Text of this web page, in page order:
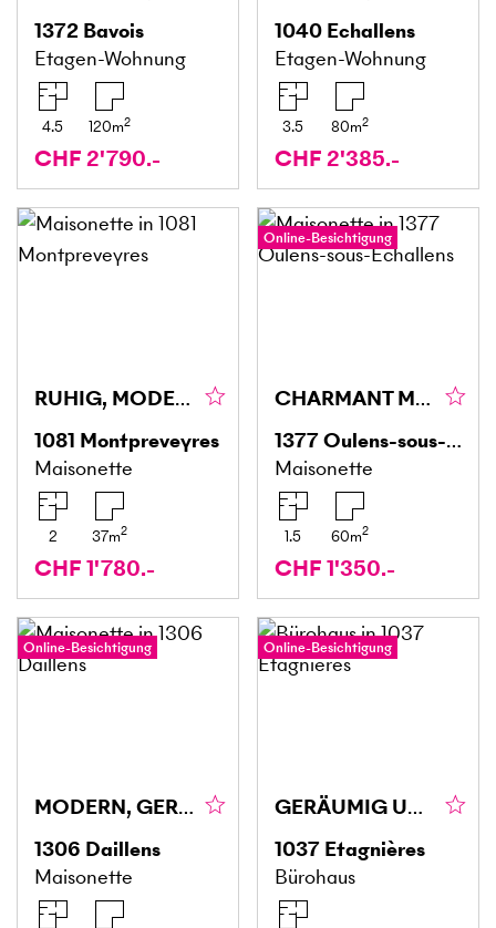
1372 Bavois
Etagen-Wohnung
4.5 120m2
CHF 2'790.-
1040 Echallens
Etagen-Wohnung
3.5 80m2
CHF 2'385.-
RUHIG, MODERN UND NATURNAH
1081 Montpreveyres
Maisonette
2 37m2
CHF 1'780.-
Online-Besichtigung
CHARMANT MÖBLIERTES DUPLEX
1377Oulens-sous-Echallens
Maisonette
1.5 60m2
CHF 1'350.-
Online-Besichtigung
MODERN, GERÄUMIG UND AM RAND DER NATUR!
1306 Daillens
Maisonette
Online-Besichtigung
GERÄUMIG UND ZENTRAL
1037 Etagnières
Bürohaus